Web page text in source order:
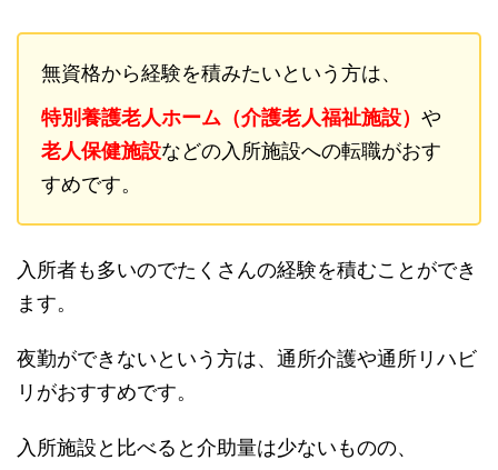
無資格から経験を積みたいという方は、
特別養護老人ホーム（介護老人福祉施設） や
老人保健施設などの入所施設への転職がおす
すめです。
入所者も多いのでたくさんの経験を積むことができ
ます。
夜勤ができないという方は、通所介護や通所リハビ
リがおすすめです。
入所施設と比べると介助量は少ないものの、